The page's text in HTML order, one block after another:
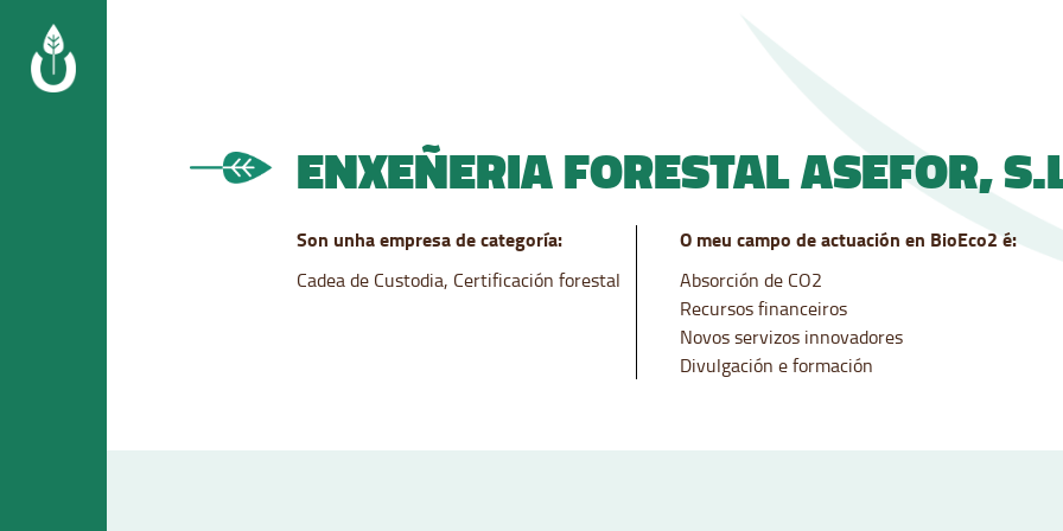
content
ENXEÑERIA FORESTAL ASEFOR,
Son unha empresa de categoría:
Cadea de Custodia, Certificación forestal
O meu campo de actuación en BioEco2 é:
Absorción de CO2
Recursos financeiros
Novos servizos innovadores
Divulgación e formación